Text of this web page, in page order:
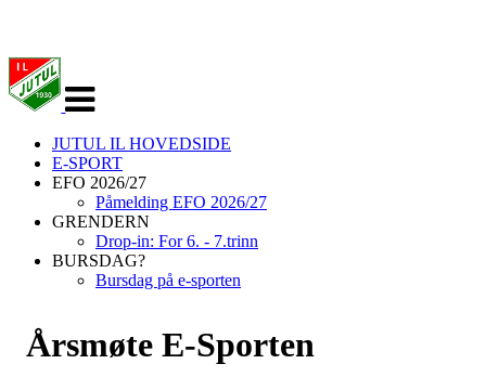
navigasjon
JUTUL IL HOVEDSIDE
E-SPORT
EFO 2026/27
Påmelding EFO 2026/27
GRENDERN
Drop-in: For 6. - 7.trinn
BURSDAG?
Bursdag på e-sporten
Årsmøte E-Sporten